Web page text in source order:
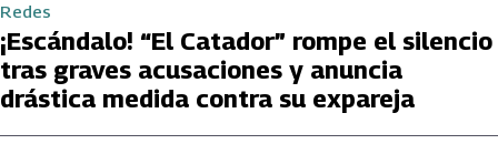
Redes
¡Escándalo! “El Catador” rompe el silencio
tras graves acusaciones y anuncia
drástica medida contra su expareja